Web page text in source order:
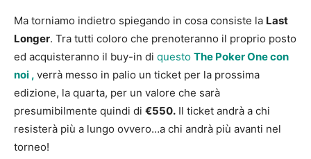
Ma torniamo indietro spiegando in cosa consiste la Last
Longer. Tra tutti coloro che prenoteranno il proprio posto
ed acquisteranno il buy-in di questo The Poker One con
noi , verrà messo in palio un ticket per la prossima
edizione, la quarta, per un valore che sarà
presumibilmente quindi di €550. Il ticket andrà a chi
resisterà più a lungo ovvero…a chi andrà più avanti nel
torneo!